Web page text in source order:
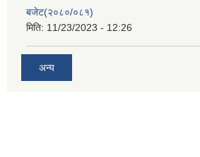
बजेट(२०८०/०८१)
मिति: 11/23/2023 - 12:26
अन्य